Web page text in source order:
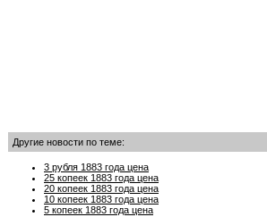
Другие новости по теме:
3 рубля 1883 года цена
25 копеек 1883 года цена
20 копеек 1883 года цена
10 копеек 1883 года цена
5 копеек 1883 года цена